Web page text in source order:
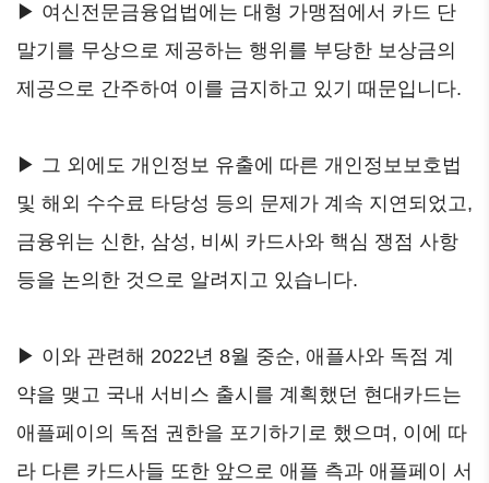
▶ 여신전문금융업법에는 대형 가맹점에서 카드 단
말기를 무상으로 제공하는 행위를 부당한 보상금의
제공으로 간주하여 이를 금지하고 있기 때문입니다.
▶ 그 외에도 개인정보 유출에 따른 개인정보보호법
및 해외 수수료 타당성 등의 문제가 계속 지연되었고,
금융위는 신한, 삼성, 비씨 카드사와 핵심 쟁점 사항
등을 논의한 것으로 알려지고 있습니다.
▶ 이와 관련해 2022년 8월 중순, 애플사와 독점 계
약을 맺고 국내 서비스 출시를 계획했던 현대카드는
애플페이의 독점 권한을 포기하기로 했으며, 이에 따
라 다른 카드사들 또한 앞으로 애플 측과 애플페이 서